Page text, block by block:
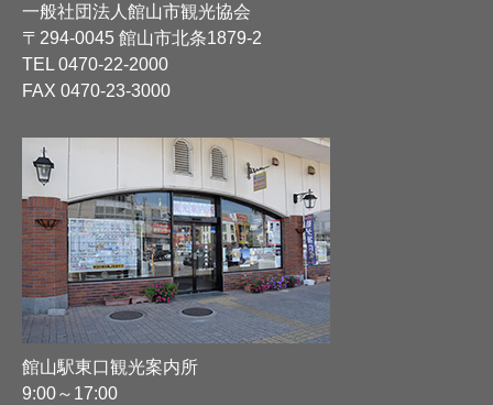
一般社団法人館山市観光協会
〒294-0045 館山市北条1879-2
TEL 0470-22-2000
FAX 0470-23-3000
館山駅東口観光案内所
9:00～17:00